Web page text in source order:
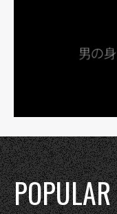
POPULAR